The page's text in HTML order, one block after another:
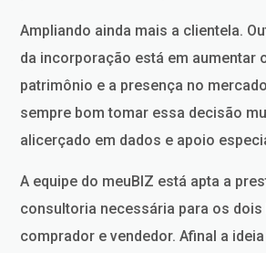
Ampliando ainda mais a clientela.
da incorporação está em aumentar
patrimônio e a presença no
sempre bom tomar essa decisão
alicerçado em dados e apoio
A equipe do meuBIZ está apta a
consultoria necessária para os dois
comprador e vendedor. Afinal a